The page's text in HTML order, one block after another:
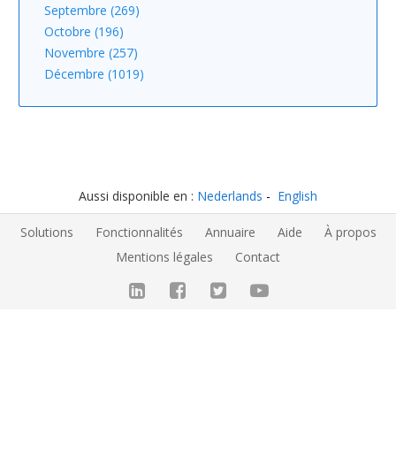
Septembre (269)
Octobre (196)
Novembre (257)
Décembre (1019)
Aussi disponible en : Nederlands English
Solutions Fonctionnalités Annuaire Aide
À propos
Mentions légales
Contact